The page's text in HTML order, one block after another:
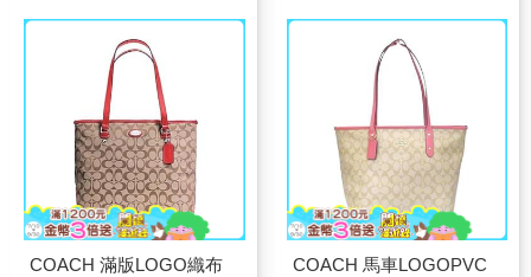
COACH 滿版LOGO織布
COACH 馬車LOGOPVC